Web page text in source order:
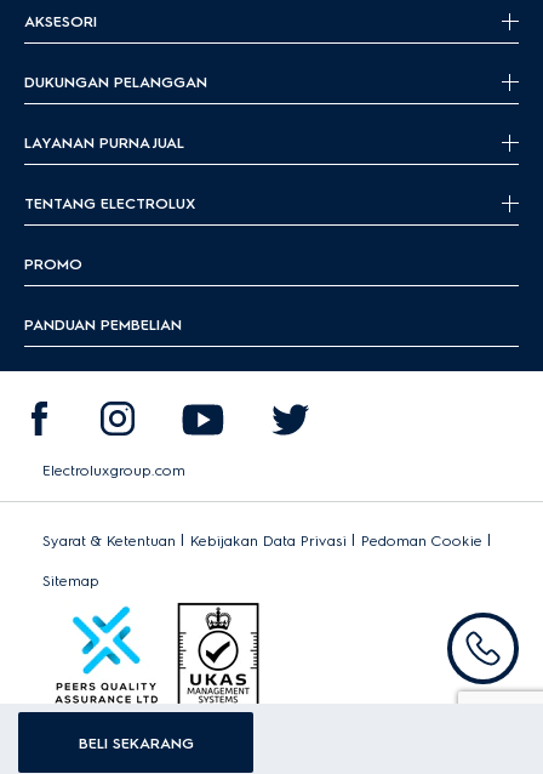
BELI SEKARANG
AKSESORI
DUKUNGAN PELANGGAN
LAYANAN PURNA JUAL
TENTANG ELECTROLUX
PROMO
PANDUAN PEMBELIAN
Electroluxgroup.com
Hak Cipta 2026 Electrolux - Hak Cipta Dilindungi.
Syarat & Ketentuan | Kebijakan Data Privasi | Pedoman Cookie |
Sitemap